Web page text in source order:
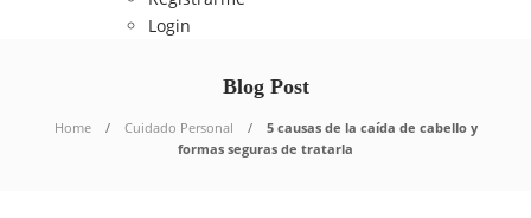
Login
Blog Post
Home Cuidado Personal
5 causas de la caída de cabello y
formas seguras de tratarla